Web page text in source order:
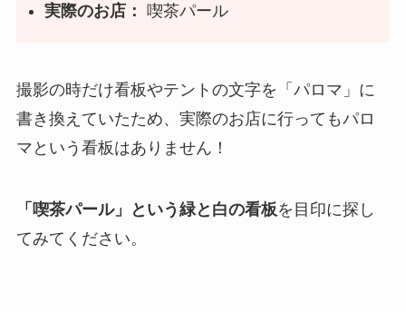
実際のお店： 喫茶パール
撮影の時だけ看板やテントの文字を「パロマ」に
書き換えていたため、実際のお店に行ってもパロ
マという看板はありません！
「喫茶パール」という緑と白の看板を目印に探し
てみてください。